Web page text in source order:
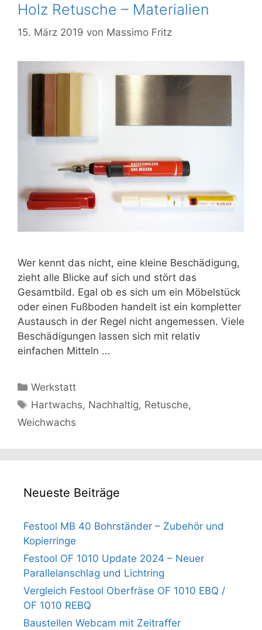
Holz Retusche – Materialien
15. März 2019 von Massimo Fritz
Wer kennt das nicht, eine kleine Beschädigung,
zieht alle Blicke auf sich und stört das
Gesamtbild. Egal ob es sich um ein Möbelstück
oder einen Fußboden handelt ist ein kompletter
Austausch in der Regel nicht angemessen. Viele
Beschädigungen lassen sich mit relativ
einfachen Mitteln …
Kategorien
Werkstatt
Schlagwörter
Hartwachs, Nachhaltig, Retusche,
Weichwachs
Neueste Beiträge
Festool MB 40 Bohrständer – Zubehör und
Kopierringe
Festool OF 1010 Update 2024 – Neuer
Parallelanschlag und Lichtring
Vergleich Festool Oberfräse OF 1010 EBQ /
OF 1010 REBQ
Baustellen Webcam mit Zeitraffer